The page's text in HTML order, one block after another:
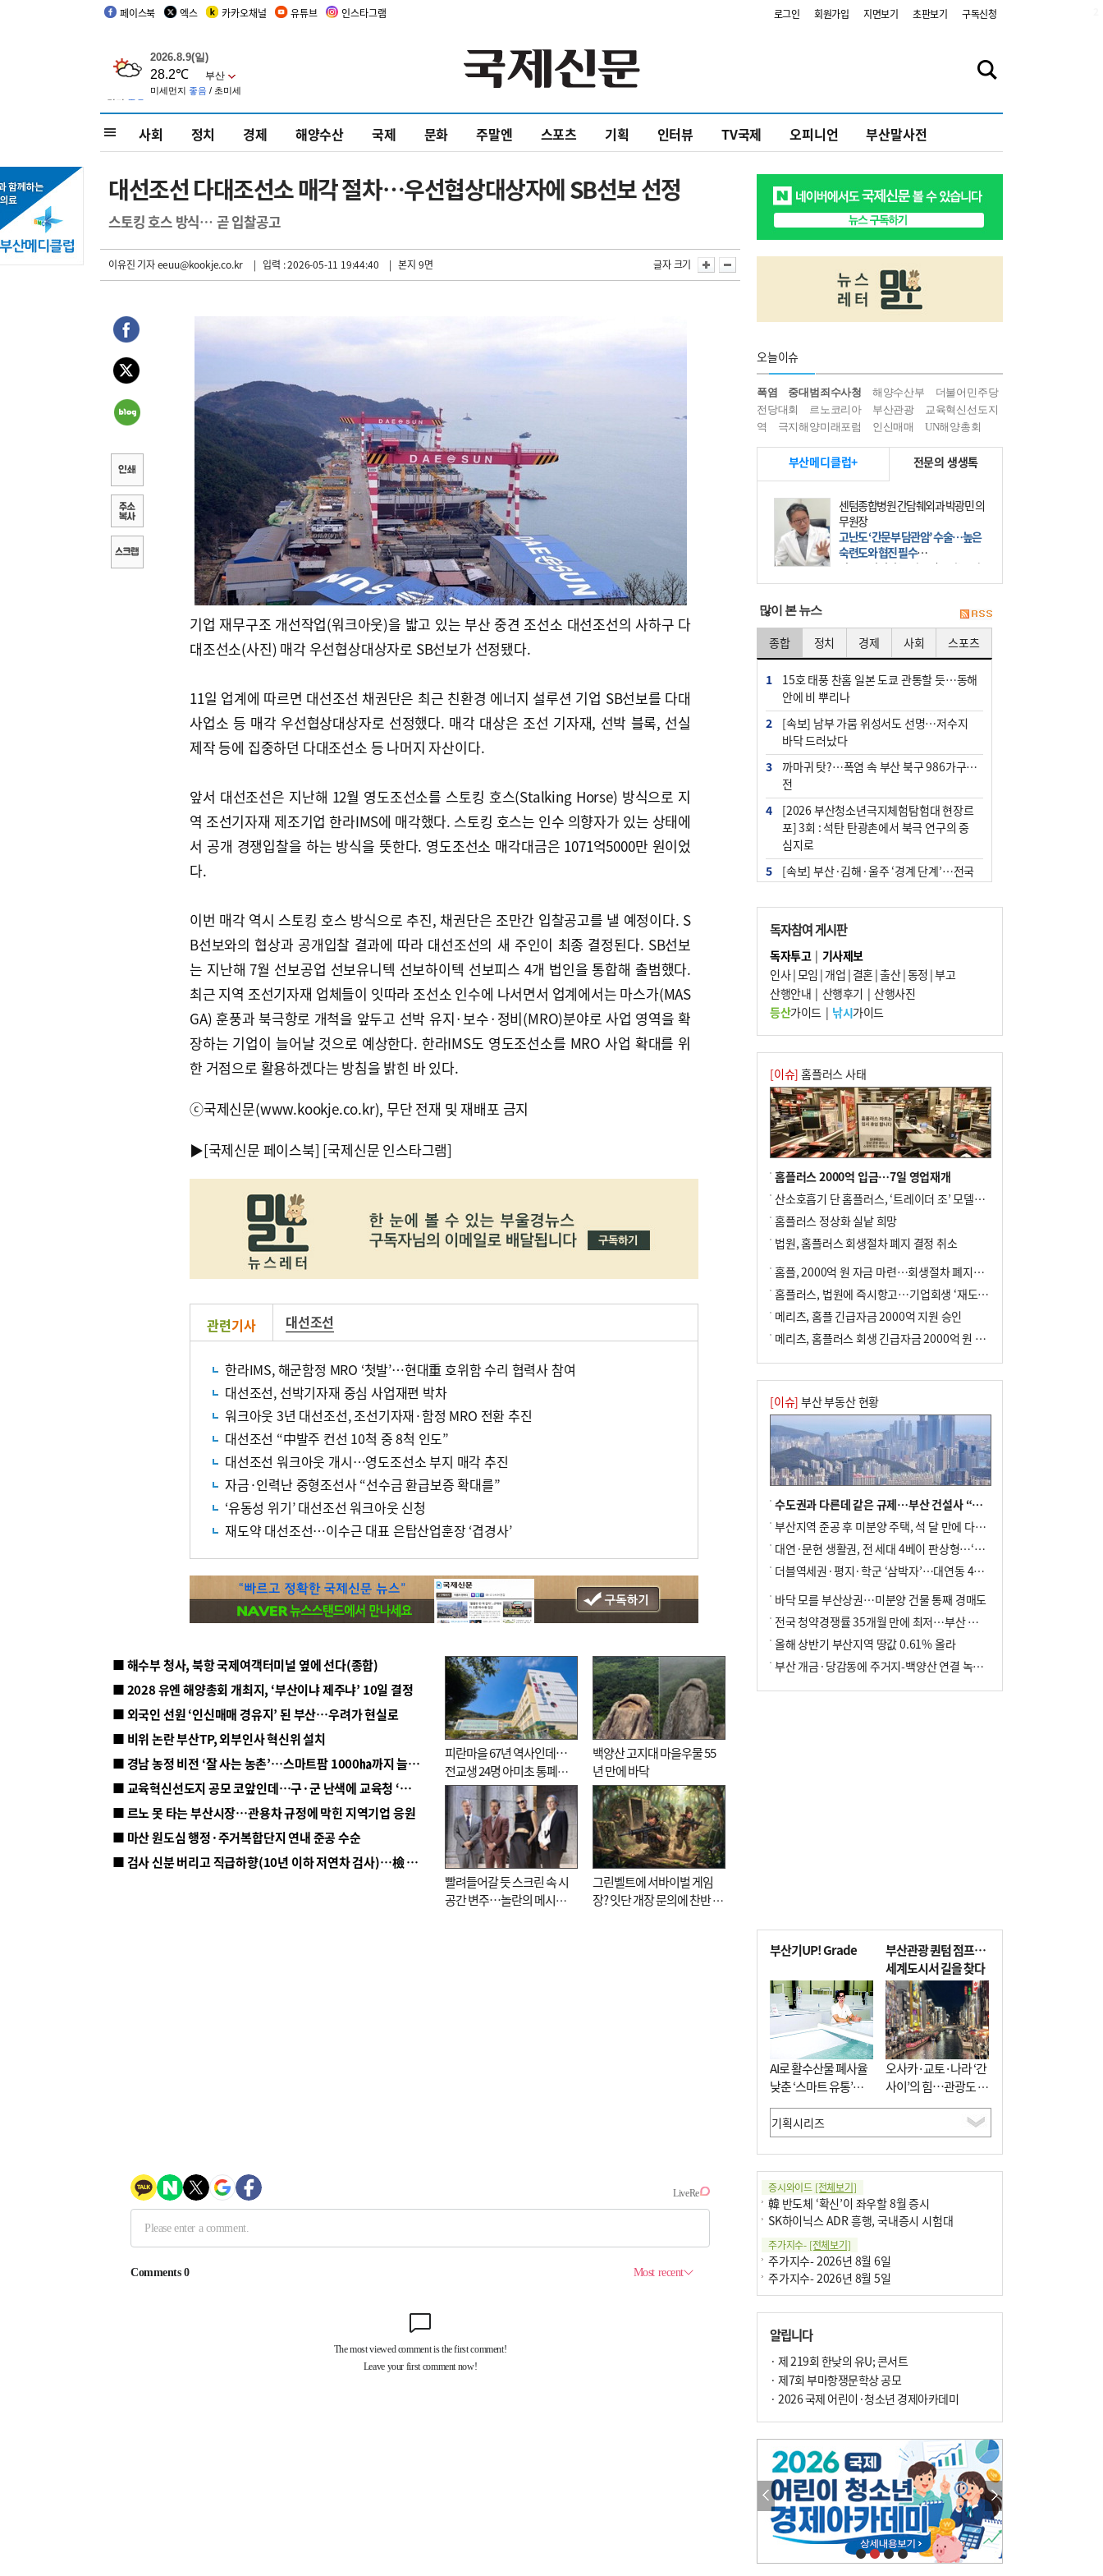
페이스북 엑스 카카오채널 유튜브 인스타그램 로그인 회원가입 지면보기 초판보기 구독신청
사회 정치 경제 해양수산 국제 문화 주말엔 스포츠 기획 인터뷰 TV국제 오피니언 부산말사전
대선조선 다대조선소 매각 절차…우선협상대상자에 SB선보 선정
스토킹 호스 방식… 곧 입찰공고
이유진 기자eeuu@kookje.co.kr | 입력 : 2026-05-11 19:44:40 | 본지 9면 글자 크기
기업 재무구조 개선작업(워크아웃)을 밟고 있는 부산 중견 조선소 대선조선의 사하구 다
대조선소(사진) 매각 우선협상대상자로 SB선보가 선정됐다.
11일 업계에 따르면 대선조선 채권단은 최근 친환경 에너지 설루션 기업 SB선보를 다대
사업소 등 매각 우선협상대상자로 선정했다. 매각 대상은 조선 기자재, 선박 블록, 선실
제작 등에 집중하던 다대조선소 등 나머지 자산이다.
앞서 대선조선은 지난해 12월 영도조선소를 스토킹 호스(Stalking Horse) 방식으로 지
역 조선기자재 제조기업 한라IMS에 매각했다. 스토킹 호스는 인수 의향자가 있는 상태에
서 공개 경쟁입찰을 하는 방식을 뜻한다. 영도조선소 매각대금은 1071억5000만 원이었
다.
이번 매각 역시 스토킹 호스 방식으로 추진, 채권단은 조만간 입찰공고를 낼 예정이다. S
B선보와의 협상과 공개입찰 결과에 따라 대선조선의 새 주인이 최종 결정된다. SB선보
는 지난해 7월 선보공업 선보유니텍 선보하이텍 선보피스 4개 법인을 통합해 출범했다.
최근 지역 조선기자재 업체들이 잇따라 조선소 인수에 나서면서 업계에서는 마스가(MAS
GA) 훈풍과 북극항로 개척을 앞두고 선박 유지·보수·정비(MRO)분야로 사업 영역을 확
장하는 기업이 늘어날 것으로 예상한다. 한라IMS도 영도조선소를 MRO 사업 확대를 위
한 거점으로 활용하겠다는 방침을 밝힌 바 있다.
ⓒ국제신문(www.kookje.co.kr), 무단 전재 및 재배포 금지
▶[국제신문 페이스북] [국제신문 인스타그램]
관련기사 대선조선
한라IMS, 해군함정 MRO ‘첫발’…현대重 호위함 수리 협력사 참여
대선조선, 선박기자재 중심 사업재편 박차
워크아웃 3년 대선조선, 조선기자재·함정 MRO 전환 추진
대선조선 “中발주 컨선 10척 중 8척 인도”
대선조선 워크아웃 개시…영도조선소 부지 매각 추진
자금·인력난 중형조선사 “선수금 환급보증 확대를”
‘유동성 위기’ 대선조선 워크아웃 신청
재도약 대선조선…이수근 대표 은탑산업훈장 ‘겹경사’
■ 해수부 청사, 북항 국제여객터미널 옆에 선다(종합)
■ 2028 유엔 해양총회 개최지, ‘부산이냐 제주냐’ 10일 결정
■ 외국인 선원 ‘인신매매 경유지’ 된 부산…우려가 현실로
■ 비위 논란 부산TP, 외부인사 혁신위 설치
■ 경남 농정 비전 ‘잘 사는 농촌’…스마트팜 1000㏊까지 늘린다
■ 교육혁신선도지 공모 코앞인데…구·군 난색에 교육청 ‘쩔쩔’
■ 르노 못 타는 부산시장…관용차 규정에 막힌 지역기업 응원
■ 마산 원도심 행정·주거복합단지 연내 준공 수순
■ 검사 신분 버리고 직급하향(10년 이하 저연차 검사)…檢 중수청행 기피
피란마을 67년 역사인데…
전교생 24명 아미초 통폐합
기로
백양산 고지대 마을우물 55
년 만에 바닥
빨려들어갈 듯 스크린 속 시
공간 변주…놀란의 메시지
그린벨트에 서바이벌 게임
장? 잇단 개장 문의에 찬반 논
오늘이슈
폭염 중대범죄수사청 해양수산부
더불어민주당
전당대회
르노코리아 부산관광
교육혁신선도지
역
극지해양미래포럼 인신매매 UN해양총회
부산메디클럽+ 전문의 생생톡
강병령 광도한의원 대표원장·한의
학박사
좋은 피부, 화장품 아닌 몸부터 바꿔
라
아무리 나이가 들어도 마음만은 청춘
인데, 문득 거울을 보면 칙칙하고 푸
름이 생겨나고 피부는 처지는데, 막
을 방법이 없으니 애써
많이 본 뉴스
종합 정치 경제 사회 스포츠
1
15호 태풍 찬홈 일본 도쿄 관통할 듯…동해
안에 비 뿌리나
2
[속보] 남부 가뭄 위성서도 선명…저수지
바닥 드러났다
3
까마귀 탓?…폭염 속 부산 북구 986가구 정
전
4
[2026 부산청소년극지체험탐험대 현장르
포] 3회 : 석탄 탄광촌에서 북극 연구의 중
심지로
5
[속보] 부산·김해·울주 ‘경계 단계’…전국
위는 지속
7
‘혐오표현’ 쓰면 지방공무원 최대 파면까지
중징계
8
이임생, 홍명보 선임 독단적 결정 아냐…면
담 메모 제출
10 경찰가족 관련 사건 45건…그동안 파악조
차 안해
독자참여 게시판
독자투고| 기사제보
인사|모임 | 개업 | 결혼|출산|동정 |부고
산행안내 | 산행후기 | 산행사진
등산가이드| 낚시가이드
[이슈] 홈플러스 사태
홈플러스 2000억 입금…7일 영업재개
산소호흡기 단 홈플러스, ‘트레이더 조’ 모델로 살아날까
홈플러스 정상화 실낱 희망
법원, 홈플러스 회생절차 폐지 결정 취소
홈플, 2000억 원 자금 마련…회생절차 폐지에 즉시항고(종합)
홈플러스, 법원에 즉시항고…기업회생 ‘재도전’
메리츠, 홈플 긴급자금 2000억 지원 승인
메리츠, 홈플러스 회생 긴급자금 2000억 원 지원 승인
[이슈] 부산 부동산 현황
수도권과 다른데 같은 규제…부산 건설사 “쓰러지기 직전”
부산지역 준공 후 미분양 주택, 석 달 만에 다시 3000가구 넘어서
대연·문현 생활권, 전 세대 4베이 판상형…‘더샵 트리센트’ 내달 분양
더블역세권·평지·학군 ‘삼박자’…대연동 42층 브랜드 단지
바닥 모를 부산상권…미분양 건물 통째 경매도
전국 청약경쟁률 35개월 만에 최저…부산 미분양 ‘적체’ 심화
올해 상반기 부산지역 땅값 0.61% 올라
부산 개금·당감동에 주거지-백양산 연결 녹지 조성
부산기UP! Grade
AI로 활수산물 폐사율
낮춘 ‘스마트 유통’…
사막·산악지대 수출
도전
부산관광 퀀텀 점프…
세계도시서 길을 찾다
오사카·교토·나라 ‘간
사이’의 힘…관광도 뭉
쳐야 흥한다
증시와이드 [전체보기]
韓 반도체 ‘확신’이 좌우할 8월 증시
SK하이닉스 ADR 흥행, 국내증시 시험대
주가지수- [전체보기]
주가지수- 2026년 8월 6일
주가지수- 2026년 8월 5일
알립니다
· 제 219회 한낮의 유U; 콘서트
· 제7회 부마항쟁문학상 공모
· 2026 국제 어린이·청소년 경제아카데미